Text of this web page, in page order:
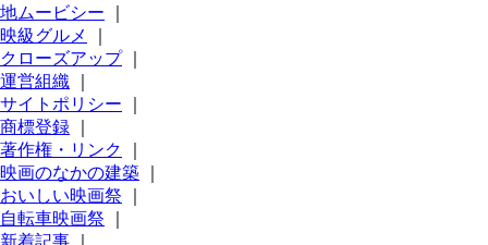
地ムービシー
映級グルメ
クローズアップ｜
運営組織
サイトポリシー
商標登録
著作権・リンク
映画のなかの建築
おいしい映画祭
自転車映画祭
新着記事